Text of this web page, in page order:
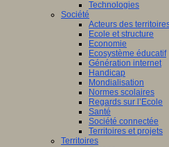
Technologies
Société
Acteurs des
Ecole et structure
Economie
Ecosystème éducatif
Génération internet
Handicap
Mondialisation
Normes scolaires
Regards sur l’Ecole
Santé
Société connectée
Territoires et projets
Territoires